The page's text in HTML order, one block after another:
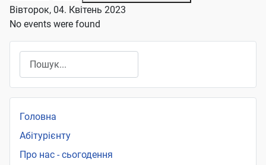
Вівторок, 04. Квітень 2023
No events were found
Головна
Абітурієнту
Про нас - сьогодення